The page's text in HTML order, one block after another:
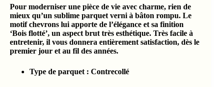
Pour moderniser une pièce de vie avec charme, rien de
mieux qu’un sublime parquet verni à bâton rompu. Le
motif chevrons lui apporte de l’élégance et sa finition
‘Bois flotté’, un aspect brut très esthétique. Très facile à
entretenir, il vous donnera entièrement satisfaction, dès le
premier jour et au fil des années.
Type de parquet : Contrecollé